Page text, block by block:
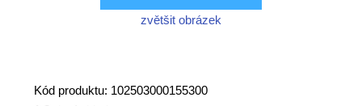
zvětšit obrázek
Kód produktu: 102503000155300